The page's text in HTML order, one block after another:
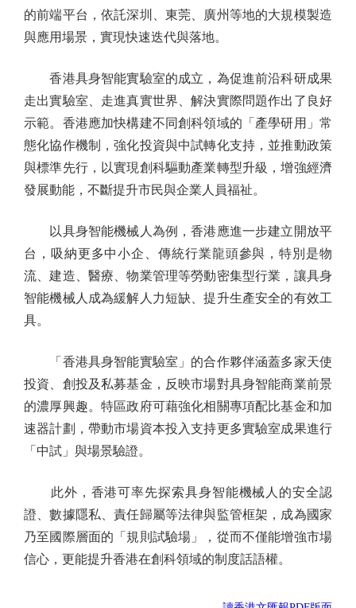
的前端平台，依託深圳、東莞、廣州等地的大規模製造
與應用場景，實現快速迭代與落地。
香港具身智能實驗室的成立，為促進前沿科研成果
走出實驗室、走進真實世界、解決實際問題作出了良好
示範。香港應加快構建不同創科領域的「產學研用」常
態化協作機制，強化投資與中試轉化支持，並推動政策
與標準先行，以實現創科驅動產業轉型升級，增強經濟
發展動能，不斷提升市民與企業人員福祉。
以具身智能機械人為例，香港應進一步建立開放平
台，吸納更多中小企、傳統行業龍頭參與，特別是物
流、建造、醫療、物業管理等勞動密集型行業，讓具身
智能機械人成為緩解人力短缺、提升生產安全的有效工
具。
「香港具身智能實驗室」的合作夥伴涵蓋多家天使
投資、創投及私募基金，反映市場對具身智能商業前景
的濃厚興趣。特區政府可藉強化相關專項配比基金和加
速器計劃，帶動市場資本投入支持更多實驗室成果進行
「中試」與場景驗證。
此外，香港可率先探索具身智能機械人的安全認
證、數據隱私、責任歸屬等法律與監管框架，成為國家
乃至國際層面的「規則試驗場」，從而不僅能增強市場
信心，更能提升香港在創科領域的制度話語權。